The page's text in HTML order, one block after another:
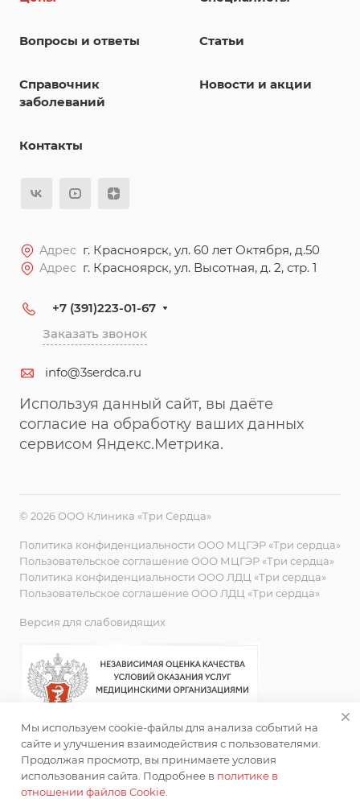
Вопросы и ответы Статьи
Справочник
заболеваний
Новости и акции
Контакты
Адрес г. Красноярск, ул. 60 лет Октября, д.50
Адрес г. Красноярск, ул. Высотная, д. 2, стр. 1
+7 (391)223-01-67
Заказать звонок
info@3serdca.ru
Используя данный сайт, вы даёте
согласие на обработку ваших данных
сервисом Яндекс.Метрика.
© 2026 ООО Клиника «Три Сердца»
Политика конфиденциальности ООО МЦГЭР «Три сердца»
Пользовательское соглашение ООО МЦГЭР «Три сердца»
Политика конфиденциальности ООО ЛДЦ «Три сердца»
Пользовательское соглашение ООО ЛДЦ «Три сердца»
Версия для слабовидящих
ИМЕЮТСЯ ПРОТИВОПОКАЗАНИЯ. НЕОБХОДИМА
Мы используем cookie-файлы для анализа событий на
сайте и улучшения взаимодействия с пользователями.
Продолжая просмотр, вы принимаете условия
использования сайта. Подробнее в политике в
отношении файлов Cookie